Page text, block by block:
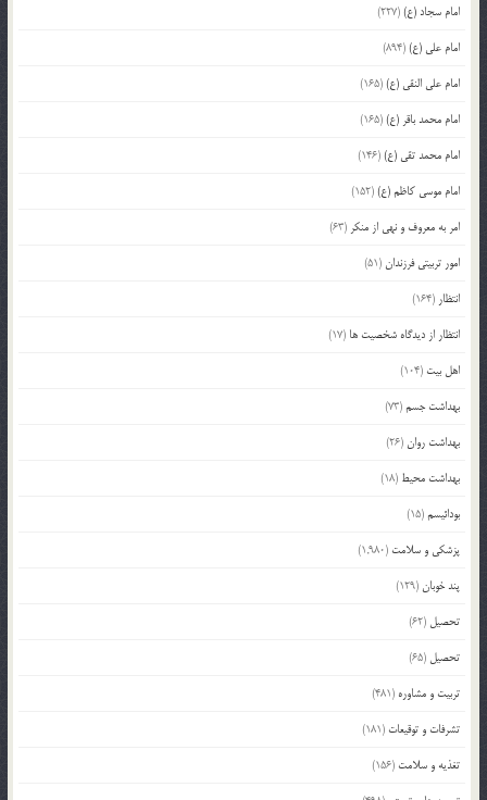
امام سجاد (ع)(227)
امام علی (ع)(894)
امام علی النقی (ع)(165)
امام محمد باقر (ع)(165)
امام محمد تقی (ع)(146)
امام موسی کاظم (ع)(152)
امر به معروف و نهی از منکر (63)
امور تربیتی فرزندان(51)
انتظار (164)
انتظار از دیدگاه شخصیت ها (17)
اهل بیت (104)
بهداشت جسم(73)
بهداشت روان(26)
بهداشت محیط (18)
بودائیسم(15)
پزشکی و سلامت (1,980)
پند خوبان(129)
تحصیل (62)
تحصیل (65)
تربیت و مشاوره (481)
تشرفات و توقیعات (181)
تغذیه و سلامت (156)